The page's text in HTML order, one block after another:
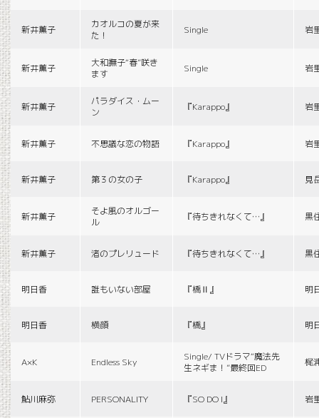
新井薫子
カオルコの夏が来
た！
Single 岩
新井薫子
大和撫子“春”咲き
ます
Single 岩
新井薫子
パラダイス・ムー
ン
『Karappo』 岩
新井薫子 不思議な恋の物語 『Karappo』 岩
新井薫子 第３の女の子 『Karappo』 見
新井薫子
そよ風のオルゴー
ル
『待ちきれなくて…』 黒
新井薫子 渚のプレリュード 『待ちきれなくて…』 黒
明日香 誰もいない部屋 『橋Ⅱ』 明
明日香 横顔 『橋』 明
A×K Endless Sky
Single/ TVドラマ“魔法先
生ネギま！”最終回ED
梶
鮎川麻弥 PERSONALITY 『SO DO I』 岩